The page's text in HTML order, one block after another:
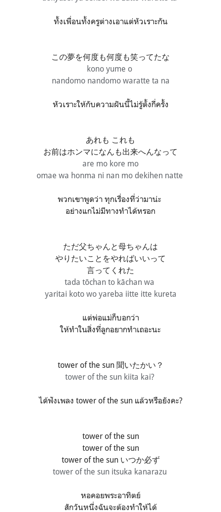
ทั้งเพื่อนทั้งครูต่างเอาแต่หัวเราะกัน
この夢を何度も何度も笑ってたな
kono yume o
nandomo nandomo waratte ta na
หัวเราะให้กับความฝันนี้ไม่รู้ตั้งกี่ครั้ง
あれも これも
お前はホンマになんも出来へんなって
are mo kore mo
omae wa honma ni nan mo dekihen natte
พวกเขาพูดว่า ทุกเรื่องที่ว่ามาน่ะ
อย่างแกไม่มีทางทำได้หรอก
ただ父ちゃんと母ちゃんは
やりたいことをやればいいって
言ってくれた
tada tōchan to kāchan wa
yaritai koto wo yareba iitte itte kureta
แต่พ่อแม่ก็บอกว่า
ให้ทำในสิ่งที่ลูกอยากทำเถอะนะ
tower of the sun 聞いたかい？
tower of the sun kiita kai?
ได้ฟังเพลง tower of the sun แล้วหรือยังคะ?
tower of the sun
tower of the sun
tower of the sun いつか必ず
tower of the sun itsuka kanarazu
หอคอยพระอาทิตย์
สักวันหนึ่งฉันจะต้องทำให้ได้